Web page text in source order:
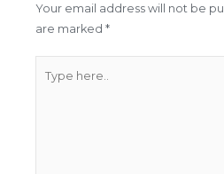
Your email address will not be
are marked *
here..